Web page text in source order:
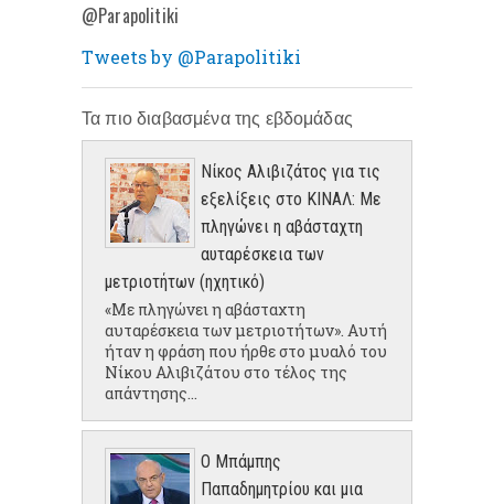
@Parapolitiki
Tweets by @Parapolitiki
Τα πιο διαβασμένα της εβδομάδας
Νίκος Αλιβιζάτος για τις
εξελίξεις στο ΚΙΝΑΛ: Με
πληγώνει η αβάσταχτη
αυταρέσκεια των
μετριοτήτων (ηχητικό)
«Με πληγώνει η αβάσταχτη
αυταρέσκεια των μετριοτήτων». Αυτή
ήταν η φράση που ήρθε στο μυαλό του
Νίκου Αλιβιζάτου στο τέλος της
απάντησης...
Ο Μπάμπης
Παπαδημητρίου και μια